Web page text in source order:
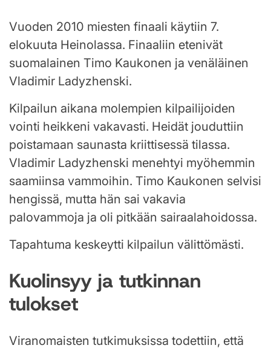
Vuoden 2010 miesten finaali käytiin 7.
elokuuta Heinolassa. Finaaliin etenivät
suomalainen Timo Kaukonen ja venäläinen
Vladimir Ladyzhenski.
Kilpailun aikana molempien kilpailijoiden
vointi heikkeni vakavasti. Heidät jouduttiin
poistamaan saunasta kriittisessä tilassa.
Vladimir Ladyzhenski menehtyi myöhemmin
saamiinsa vammoihin. Timo Kaukonen selvisi
hengissä, mutta hän sai vakavia
palovammoja ja oli pitkään sairaalahoidossa.
Tapahtuma keskeytti kilpailun välittömästi.
Kuolinsyy ja tutkinnan
tulokset
Viranomaisten tutkimuksissa todettiin, että